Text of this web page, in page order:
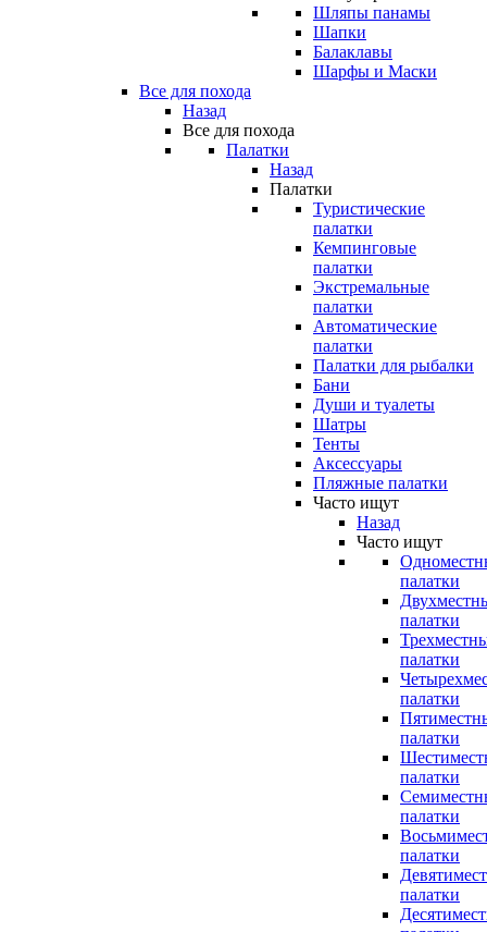
Шляпы панамы
Шапки
Балаклавы
Шарфы и Маски
Все для похода
Назад
Все для похода
Палатки
Назад
Палатки
Туристические
палатки
Кемпинговые
палатки
Экстремальные
палатки
Автоматические
палатки
Палатки для рыбалки
Бани
Души и туалеты
Шатры
Тенты
Аксессуары
Пляжные палатки
Часто ищут
Назад
Часто ищут
палатки
палатки
палатки
палатки
палатки
палатки
палатки
палатки
палатки